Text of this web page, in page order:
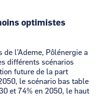
optimistes
de l’Ademe, Pôlénergie a
différents scénarios
future de la part
le scénario bas table
et 74% en 2050, le haut